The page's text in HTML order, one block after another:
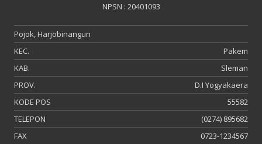
NPSN : 20401093
Pojok, Harjobinangun
KEC.
Pakem
KAB.
Sleman
PROV.
D.I Yogyakaera
KODE POS
55582
TELEPON
(0274) 895682
FAX
0723-1234567